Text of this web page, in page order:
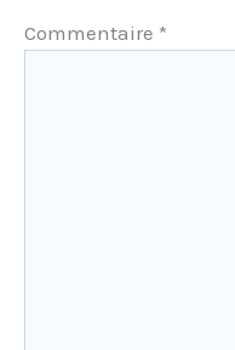
Commentaire *